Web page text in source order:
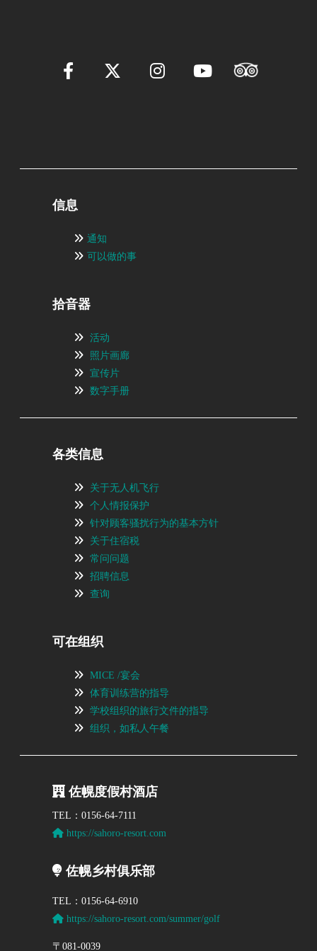
信息
通知
可以做的事
拾音器
活动
照片画廊
宣传片
数字手册
各类信息
关于无人机飞行
个人情报保护
针对顾客骚扰行为的基本方针
关于住宿税
常问问题
招聘信息
查询
可在组织
MICE /宴会
体育训练营的指导
学校组织的旅行文件的指导
组织，如私人午餐
佐幌度假村酒店
TEL：0156-64-7111
https://sahoro-resort.com
佐幌乡村俱乐部
TEL：0156-64-6910
https://sahoro-resort.com/summer/golf
〒081-0039